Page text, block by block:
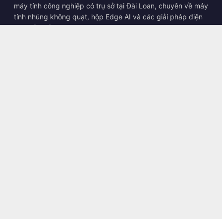
máy tính công nghiệp có trụ sở tại Đài Loan, chuyên về máy
tính nhúng không quạt, hộp Edge AI và các giải pháp điện
toán bền bỉ.